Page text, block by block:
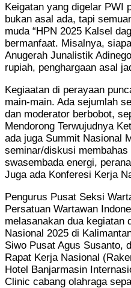
Keigatan yang digelar PWI
bukan asal ada, tapi
muda “HPN 2025 Kalsel
bermanfaat. Misalnya,
Anugerah Junalistik
rupiah, penghargaan asal
Kegiaatan di perayaan
main-main. Ada sejumlah
dan moderator berbobot,
Mendorong Terwujudnya
ada juga Summit Nasional
seminar/diskusi
swasembada energi,
Juga ada Konferesi Kerja
Pengurus Pusat Seksi
Persatuan Wartawan
melasanakan dua kegiatan
Nasional 2025 di
Siwo Pusat Agus Susanto,
Rapat Kerja Nasional
Hotel Banjarmasin
Clinic cabang olahraga